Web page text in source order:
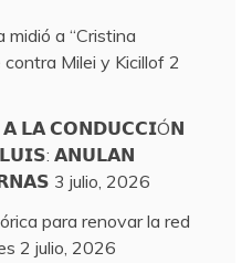
a “Cristina
Milei y Kicillof 2
𝗔 𝗟𝗔 𝗖𝗢𝗡𝗗𝗨𝗖𝗖𝗜Ó𝗡
𝗔𝗡𝗨𝗟𝗔𝗡
3 julio, 2026
para renovar la red
2 julio, 2026